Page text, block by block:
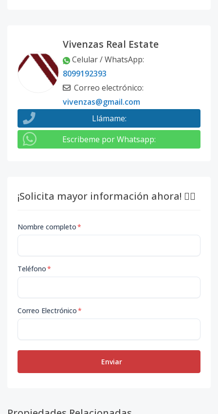
Vivenzas Real Estate
Celular / WhatsApp:
8099192393
Correo electrónico:
vivenzas@gmail.com
Llámame:
Escribeme por Whatsapp:
¡Solicita mayor información ahora! 👇🏽
Nombre completo*
Teléfono*
Correo Electrónico*
Enviar